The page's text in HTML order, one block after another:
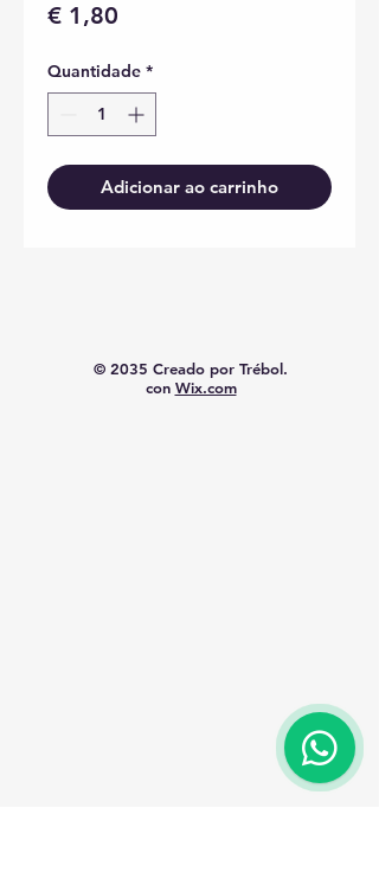
€ 1,80
Quantidade *
Adicionar ao carrinho
© 2035 Creado por Trébol.
con Wix.com